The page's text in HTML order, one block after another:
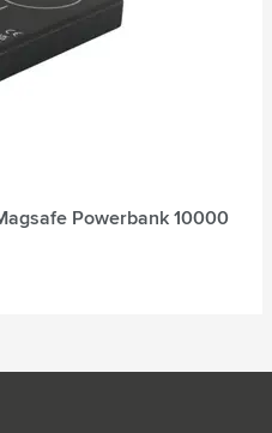
Powerbank 10000